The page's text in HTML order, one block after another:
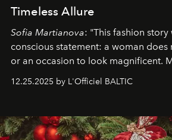
Timeless Allure
Sofia Martianova: "This fashion story
conscious statement: a woman
or an occasion to look magnificent.
that lives freely, confidently, and
elegance is not hidden by darkness
through clarity, movement, and
12.25.2025 by L'Officiel BALTIC